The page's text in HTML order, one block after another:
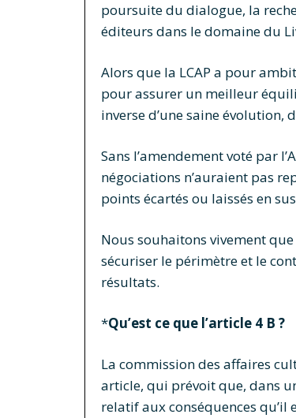
poursuite du dialogue, la
éditeurs dans le domaine du
Alors que la LCAP a pour
pour assurer un meilleur
inverse d’une saine évolution,
Sans l’amendement voté par
négociations n’auraient pas
points écartés ou laissés en
Nous souhaitons vivement
sécuriser le périmètre et le
résultats.
*Qu’est ce que l’article 4 B ?
La commission des affaires
article, qui prévoit que, dans
relatif aux conséquences